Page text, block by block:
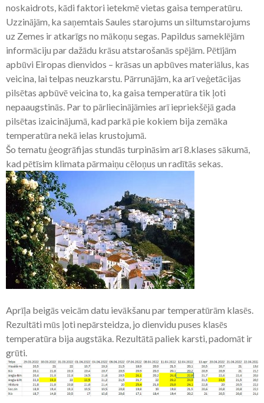
noskaidrots, kādi faktori ietekmē vietas gaisa temperatūru.
Uzzinājām, ka saņemtais Saules starojums un siltumstarojums
uz Zemes ir atkarīgs no mākoņu segas. Papildus sameklējām
informāciju par dažādu krāsu atstarošanās spējām. Pētījām
apbūvi Eiropas dienvidos – krāsas un apbūves materiālus, kas
veicina, lai telpas neuzkarstu. Pārrunājām, ka arī veģetācijas
pilsētas apbūvē veicina to, ka gaisa temperatūra tik ļoti
nepaaugstinās. Par to pārliecinājāmies arī iepriekšējā gada
pilsētas izaicinājumā, kad parkā pie kokiem bija zemāka
temperatūra nekā ielas krustojumā.
Šo tematu ģeogrāfijas stundās turpināsim arī 8.klases sākumā,
kad pētīsim klimata pārmaiņu cēloņus un radītās sekas.
Aprīļa beigās veicām datu ievākšanu par temperatūrām klasēs.
Rezultāti mūs ļoti nepārsteidza, jo dienvidu puses klasēs
temperatūra bija augstāka. Rezultātā paliek karsti, padomāt ir
grūti.